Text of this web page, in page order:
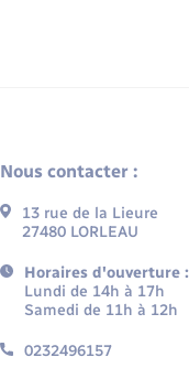
Nous contacter :
13 rue de la Lieure
27480 LORLEAU
Horaires d'ouverture :
Lundi de 14h à 17h
Samedi de 11h à 12h
0232496157